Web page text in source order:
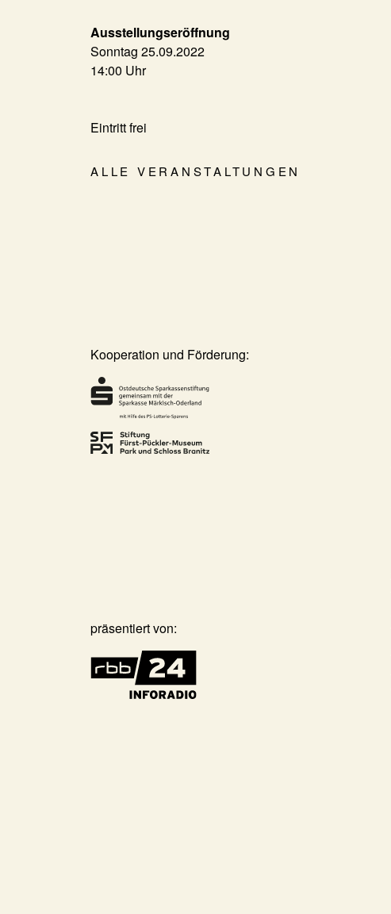
Ausstellungseröffnung
Sonntag 25.09.2022
14:00 Uhr
Eintritt frei
ALLE VERANSTALTUNGEN
Kooperation und Förderung:
präsentiert von: